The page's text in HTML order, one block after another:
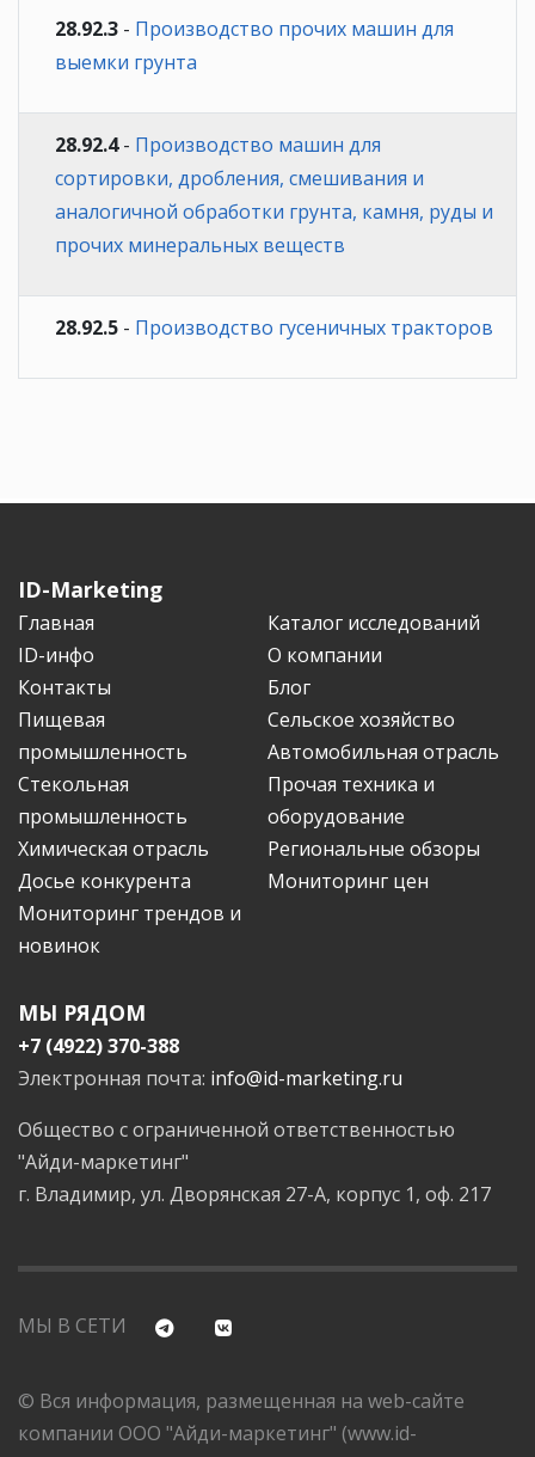
28.92.3 - Производство прочих машин для
выемки грунта
28.92.4- Производство машин для
сортировки, дробления, смешивания и
аналогичной обработки грунта, камня, руды и
прочих минеральных веществ
28.92.5 - Производство гусеничных тракторов
ID-Marketing
Главная
Каталог исследований
ID-инфо
О компании
Контакты
Блог
Пищевая
промышленность
Сельское хозяйство
Автомобильная отрасль
Стекольная
промышленность
Прочая техника и
оборудование
Химическая отрасль
Региональные обзоры
Досье конкурента
Мониторинг цен
Мониторинг трендов и
новинок
МЫ РЯДОМ
+7 (4922) 370-388
Электронная почта: info@id-marketing.ru
Общество с ограниченной ответственностью
"Айди-маркетинг"
г. Владимир, ул. Дворянская 27-А, корпус 1, оф. 217
МЫ В СЕТИ
© Вся информация, размещенная на web-сайте
компании ООО "Айди-маркетинг" (www.id-